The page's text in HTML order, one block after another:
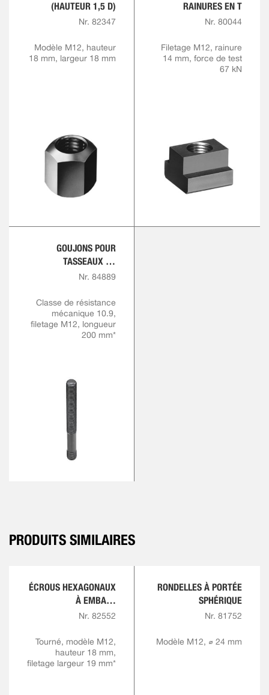
(HAUTEUR 1,5 D)
Nr. 82347
Modèle M12, hauteur
18 mm, largeur 18 mm
RAINURES EN T
Nr. 80044
Filetage M12, rainure
14 mm, force de test
67 kN
GOUJONS POUR
TASSEAUX DE
RAINURES EN T
Nr. 84889
Classe de résistance
mécanique 10.9,
filetage M12, longueur
200 mm*
PRODUITS SIMILAIRES
ÉCROUS HEXAGONAUX
À EMBASE
(HAUTEUR 1,5 D)
Nr. 82552
Tourné, modèle M12,
hauteur 18 mm,
filetage largeur 19 mm*
RONDELLES À PORTÉE
SPHÉRIQUE
Nr. 81752
Modèle M12, ⌀ 24 mm